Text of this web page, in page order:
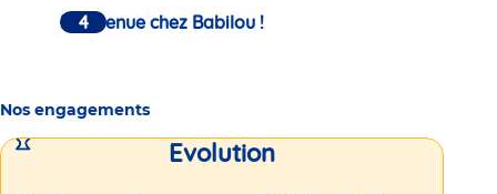
Bienvenue chez Babilou !
Nos engagements
Evolution